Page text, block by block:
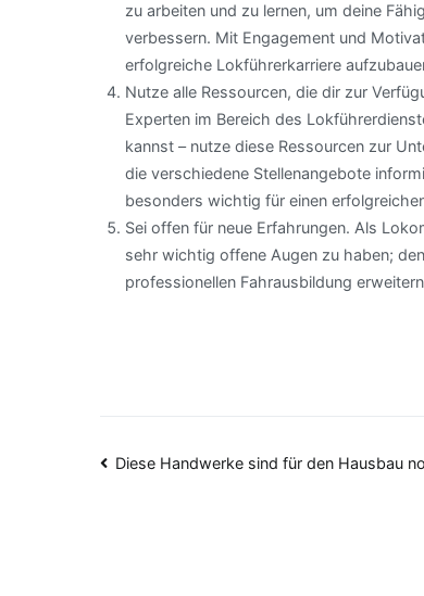
zu arbeiten und zu lernen, um deine
verbessern. Mit Engagement und
erfolgreiche Lokführerkarriere
Nutze alle Ressourcen, die dir zur
Experten im Bereich des
kannst – nutze diese Ressourcen zur
die verschiedene Stellenangebote
besonders wichtig für einen
Sei offen für neue Erfahrungen. Als
sehr wichtig offene Augen zu haben;
professionellen Fahrausbildung
Beitragsnavigation
Diese Handwerke sind für den Hausbau